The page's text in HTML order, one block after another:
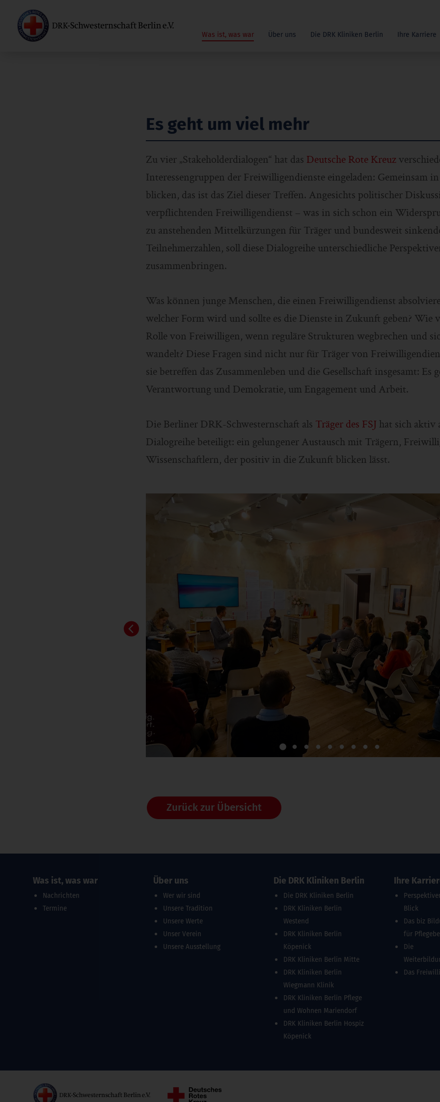
Was ist, was war Über uns Die DRK Kliniken Berlin Ihre Karriere
Es geht um viel mehr
Zu vier „Stakeholderdialogen“ hat das Deutsche Rote Kreuz
Interessengruppen der Freiwilligendienste eingeladen: Gemeinsam
blicken, das ist das Ziel dieser Treffen. Angesichts politischer
verpflichtenden Freiwilligendienst – was in sich schon ein
zu anstehenden Mittelkürzungen für Träger und bundesweit
Teilnehmerzahlen, soll diese Dialogreihe unterschiedliche
zusammenbringen.
Was können junge Menschen, die einen Freiwilligendienst
welcher Form wird und sollte es die Dienste in Zukunft geben? Wie
Rolle von Freiwilligen, wenn reguläre Strukturen wegbrechen und
wandelt? Diese Fragen sind nicht nur für Träger von
sie betreffen das Zusammenleben und die Gesellschaft insgesamt: Es
Verantwortung und Demokratie, um Engagement und Arbeit.
Die Berliner DRK-Schwesternschaft als Träger des FSJ hat sich aktiv
Dialogreihe beteiligt: ein gelungener Austausch mit Trägern,
Wissenschaftlern, der positiv in die Zukunft blicken lässt.
Zurück zur Übersicht
Was ist, was war
Nachrichten
Termine
Über uns
Wer wir sind
Unsere Tradition
Unsere Werte
Unser Verein
Unsere Ausstellung
Die DRK Kliniken Berlin
Die DRK Kliniken Berlin
DRK Kliniken Berlin
Westend
DRK Kliniken Berlin
Köpenick
DRK Kliniken Berlin Mitte
DRK Kliniken Berlin
Wiegmann Klinik
DRK Kliniken Berlin Pflege
und Wohnen Mariendorf
DRK Kliniken Berlin Hospiz
Köpenick
Ihre
Blick
Das biz
für
Die
Das